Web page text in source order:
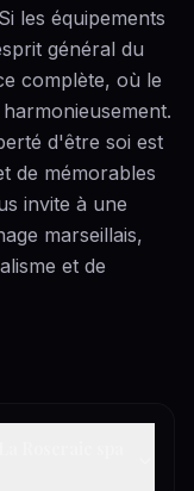
les équipements
général du
complète, où le
d'être soi est
de mémorables
invite à une
marseillais,
et de